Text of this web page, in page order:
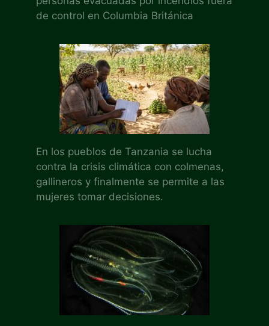
de control en Columbia Británica
En los pueblos de Tanzania se lucha
contra la crisis climática con colmenas,
gallineros y finalmente se permite a las
mujeres tomar decisiones.